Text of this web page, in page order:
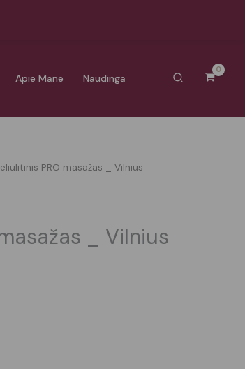
Apie Mane Naudinga Paieška
PRO masažas _ Vilnius
_ Vilnius